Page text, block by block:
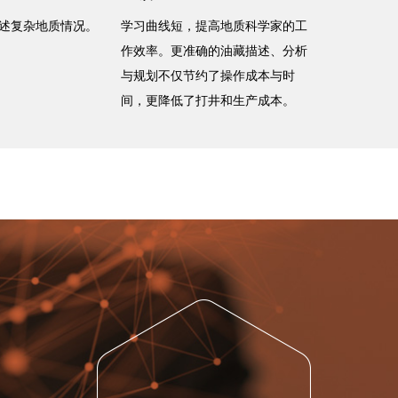
复杂地质情况。
学习曲线短，提高地质科学家的工
作效率。更准确的油藏描述、分析
与规划不仅节约了操作成本与时
间，更降低了打井和生产成本。